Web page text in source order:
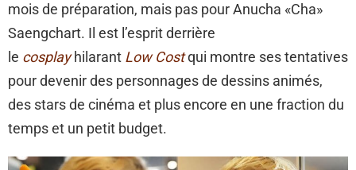
mois de préparation, mais pas pour Anucha «Cha»
Saengchart. Il est l’esprit derrière
le cosplayhilarant Low Costqui montre ses tentatives
pour devenir des personnages de dessins animés,
des stars de cinéma et plus encore en une fraction du
temps et un petit budget.